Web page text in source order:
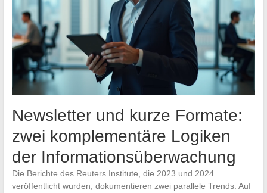
Newsletter und kurze Formate:
zwei komplementäre Logiken
der Informationsüberwachung
Die Berichte des Reuters Institute, die 2023 und 2024
veröffentlicht wurden, dokumentieren zwei parallele Trends. Auf